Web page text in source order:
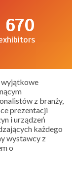
670
wyjątkowe
z branży,
prezentacji
i urządzeń
każdego
wystawcy z
o